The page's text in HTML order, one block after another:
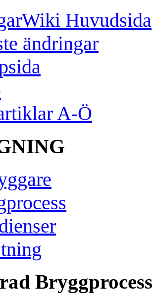
Huvudsida
ändringar
A-Ö
Bryggprocess